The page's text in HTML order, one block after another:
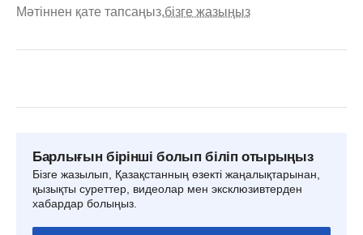
Мәтіннен қате тапсаңыз,бізге жазыңыз
Барлығын бірінші болып біліп отырыңыз
Бізге жазылып, Қазақстанның өзекті жаңалықтарынан,
қызықты суреттер, видеолар мен эксклюзивтерден
хабардар болыңыз.